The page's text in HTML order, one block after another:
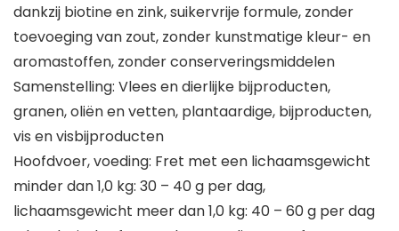
dankzij biotine en zink, suikervrije formule, zonder
toevoeging van zout, zonder kunstmatige kleur- en
aromastoffen, zonder conserveringsmiddelen
Samenstelling: Vlees en dierlijke bijproducten,
granen, oliën en vetten, plantaardige, bijproducten,
vis en visbijproducten
Hoofdvoer, voeding: Fret met een lichaamsgewicht
minder dan 1,0 kg: 30 – 40 g per dag,
lichaamsgewicht meer dan 1,0 kg: 40 – 60 g per dag